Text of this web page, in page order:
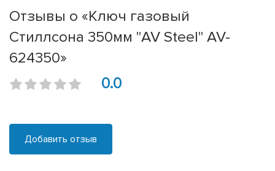
Отзывы о «Ключ газовый
Стиллсона 350мм "AV Steel" AV-
624350»
0.0
Добавить отзыв